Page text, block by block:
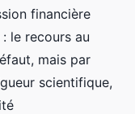
financière
le recours au
mais par
scientifique,